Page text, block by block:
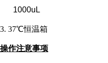
1000uL
3. 37℃恒温箱
操作注意事项